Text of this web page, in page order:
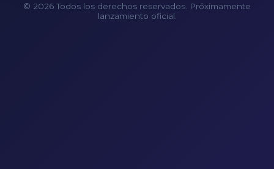
© 2026 Todos los derechos reservados. Próximamente
lanzamiento oficial.